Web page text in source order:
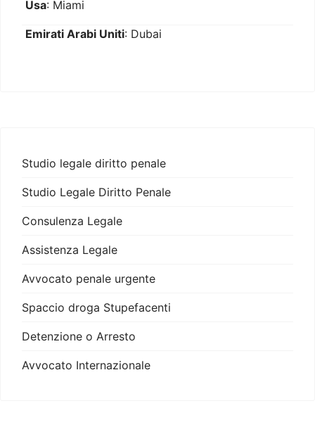
Usa: Miami
Emirati Arabi Uniti: Dubai
Studio legale diritto penale
Studio Legale Diritto Penale
Consulenza Legale
Assistenza Legale
Avvocato penale urgente
Spaccio droga Stupefacenti
Detenzione o Arresto
Avvocato Internazionale